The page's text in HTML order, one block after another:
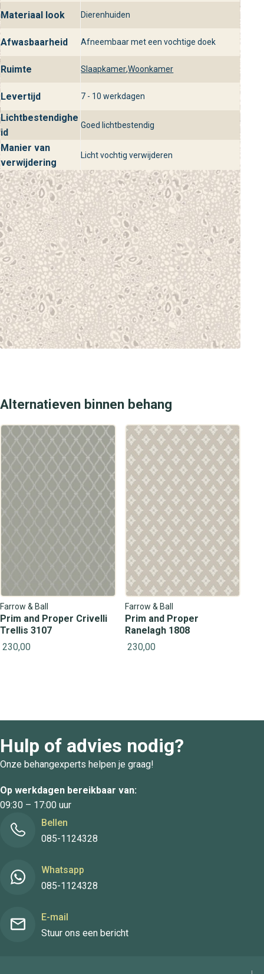
Materiaal look Dierenhuiden
Afwasbaarheid Afneembaar met een vochtige doek
Ruimte Slaapkamer,Woonkamer
Levertijd 7 - 10 werkdagen
Lichtbestendighe
id
Goed lichtbestendig
Manier van
verwijdering
Licht vochtig verwijderen
Alternatieven binnen behang
Farrow & Ball
Prim and Proper Crivelli
Trellis 3107
230,00
Farrow & Ball
Prim and Proper
Ranelagh 1808
230,00
Hulp of advies nodig?
Onze behangexperts helpen je graag!
Op werkdagen bereikbaar van:
09:30 – 17:00 uur
Bellen
085-1124328
Whatsapp
085-1124328
E-mail
Stuur ons een bericht